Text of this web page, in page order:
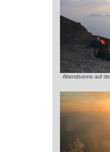
Abendsonne auf